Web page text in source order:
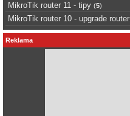
MikroTik router 11 - tipy (5)
MikroTik router 10 - upgrade
Reklama